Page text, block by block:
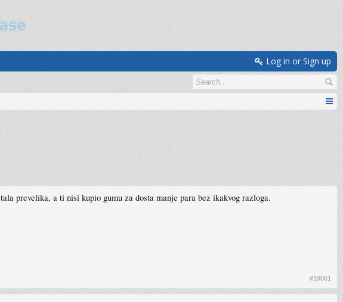
Log in or Sign up
prevelika, a ti nisi kupio gumu za dosta manje para bez ikakvog razloga.
#19061